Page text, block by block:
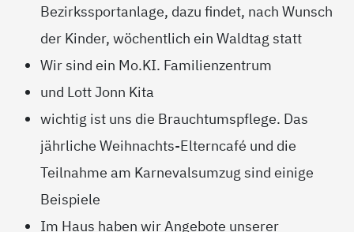
Bezirkssportanlage, dazu findet, nach Wunsch
der Kinder, wöchentlich ein Waldtag statt
Wir sind ein Mo.KI. Familienzentrum
und Lott Jonn Kita
wichtig ist uns die Brauchtumspflege. Das
jährliche Weihnachts-Elterncafé und die
Teilnahme am Karnevalsumzug sind einige
Beispiele
Im Haus haben wir Angebote unserer